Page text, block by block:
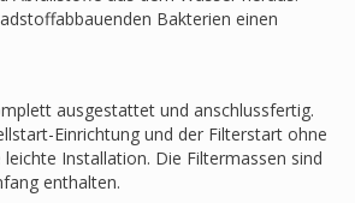
Bakterien einen
ausgestattet und anschlussfertig.
Einrichtung und der Filterstart ohne
Installation. Die Filtermassen sind
enthalten.